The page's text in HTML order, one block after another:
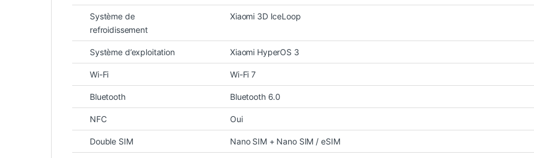
Système de
refroidissement
Xiaomi 3D IceLoop
Système d’exploitation Xiaomi HyperOS 3
Wi-Fi Wi-Fi 7
Bluetooth Bluetooth 6.0
NFC Oui
Double SIM Nano SIM + Nano SIM / eSIM